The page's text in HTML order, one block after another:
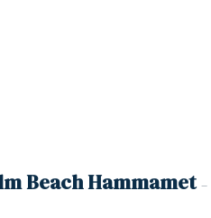
Beach Hammamet –